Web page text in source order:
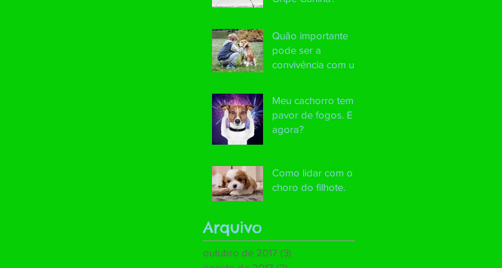
Quão importante
pode ser a
convivência com um
Meu cachorro tem
pavor de fogos. E
agora?
Como lidar com o
choro do filhote.
Arquivo
outubro de 2017 (3)